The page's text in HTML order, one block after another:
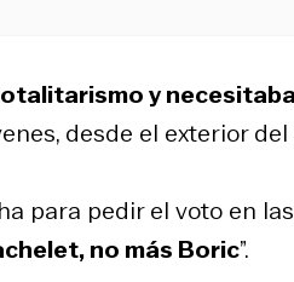
y
desde el exterior
para pedir el voto en
no más Boric”.